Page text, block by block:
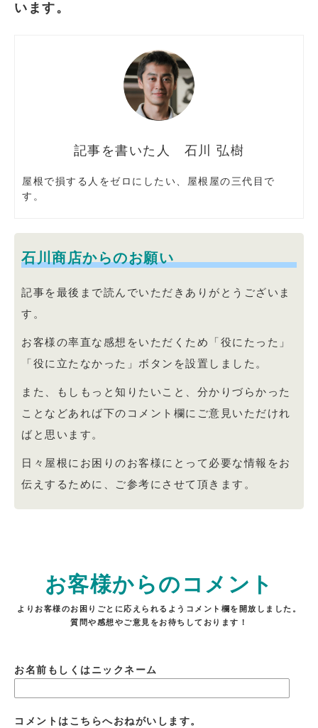
います。
石川 弘樹
屋根で損する人をゼロにしたい、屋根屋の三代目で
す。
石川商店からのお願い
記事を最後まで読んでいただきありがとうございま
す。
お客様の率直な感想をいただくため「役にたった」
「役に立たなかった」ボタンを設置しました。
また、もしもっと知りたいこと、分かりづらかった
ことなどあれば下のコメント欄にご意見いただけれ
ばと思います。
日々屋根にお困りのお客様にとって必要な情報をお
伝えするために、ご参考にさせて頂きます。
お客様からのコメント
よりお客様のお困りごとに応えられるようコメント欄を開放しました。
質問や感想やご意見をお待ちしております！
お名前もしくはニックネーム
コメントはこちらへおねがいします。